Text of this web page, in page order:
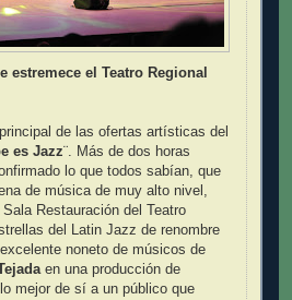
estremece el Teatro Regional
de las ofertas artísticas del
es Jazz¨. Más de dos horas
lo que todos sabían, que
de música de muy alto nivel,
Restauración del Teatro
del Latin Jazz de renombre
noneto de músicos de
en una producción de
mejor de sí a un público que